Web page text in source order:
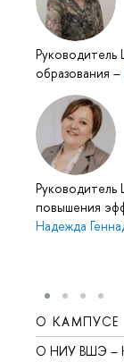
Руководитель
образования –
повышения
Надежда
О КАМПУСЕ
О НИУ ВШЭ –